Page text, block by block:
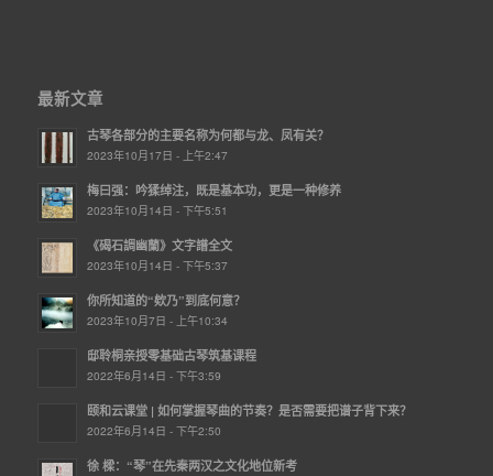
最新文章
古琴各部分的主要名称为何都与龙、凤有关？
2023年10月17日 - 上午2:47
梅曰强：吟猱绰注，既是基本功，更是一种修养
2023年10月14日 - 下午5:51
《碣石調幽蘭》文字譜全文
2023年10月14日 - 下午5:37
你所知道的“欸乃”到底何意？
2023年10月7日 - 上午10:34
邸聆桐亲授零基础古琴筑基课程
2022年6月14日 - 下午3:59
颐和云课堂 | ​如何掌握琴曲的节奏？是否需要把谱子背下来？
2022年6月14日 - 下午2:50
徐 樑：“琴”在先秦两汉之文化地位新考